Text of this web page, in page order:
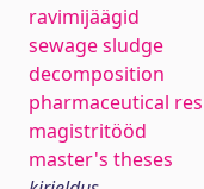
ravimijäägid
sewage sludge
decomposition
pharmaceutical
magistritööd
master's theses